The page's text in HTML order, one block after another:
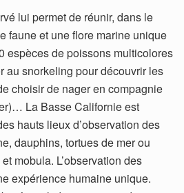
lui permet de réunir, dans le
faune et une flore marine unique
espèces de poissons multicolores
au snorkeling pour découvrir les
choisir de nager en compagnie
La Basse Californie est
hauts lieux d’observation des
dauphins, tortues de mer ou
mobula. L’observation des
expérience humaine unique.